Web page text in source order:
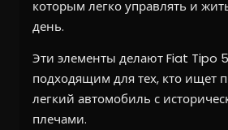
которым легко управлять и
день.
Эти элементы делают Fiat Tipo
подходящим для тех, кто ищет
легкий автомобиль с
плечами.